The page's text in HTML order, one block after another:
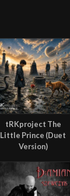
tRKproject The
Little Prince (Duet
Version)